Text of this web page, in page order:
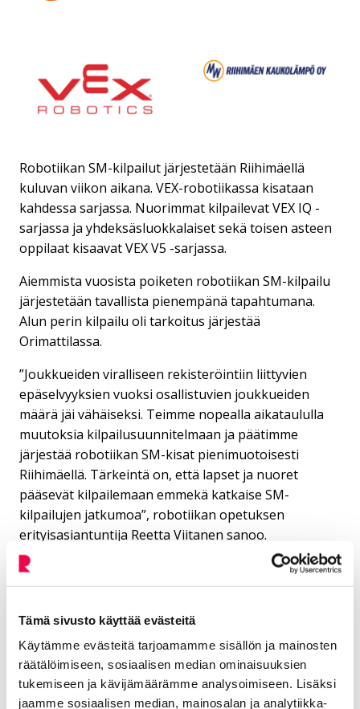
Tämä sivusto käyttää evästeitä
Käytämme evästeitä tarjoamamme sisällön ja mainosten
räätälöimiseen, sosiaalisen median ominaisuuksien
tukemiseen ja kävijämäärämme analysoimiseen. Lisäksi
jaamme sosiaalisen median, mainosalan ja analytiikka-
Robotiikan SM-kilpailut järjestetään Riihimäellä
kuluvan viikon aikana. VEX-robotiikassa kisataan
kahdessa sarjassa. Nuorimmat kilpailevat VEX IQ -
sarjassa ja yhdeksäsluokkalaiset sekä toisen asteen
oppilaat kisaavat VEX V5 -sarjassa.
Aiemmista vuosista poiketen robotiikan SM-kilpailu
järjestetään tavallista pienempänä tapahtumana.
Alun perin kilpailu oli tarkoitus järjestää
Orimattilassa.
”Joukkueiden viralliseen rekisteröintiin liittyvien
epäselvyyksien vuoksi osallistuvien joukkueiden
määrä jäi vähäiseksi. Teimme nopealla aikataululla
muutoksia kilpailusuunnitelmaan ja päätimme
järjestää robotiikan SM-kisat pienimuotoisesti
Riihimäellä. Tärkeintä on, että lapset ja nuoret
pääsevät kilpailemaan emmekä katkaise SM-
kilpailujen jatkumoa”, robotiikan opetuksen
erityisasiantuntija Reetta Viitanen sanoo.
Robotiikan SM-kilpailuihin osallistuu 20 IQ-
joukkuetta ja seitsemän V5-joukkuetta. Tiistaina 14.
ottelevat IQ-sarjan yläkoulujoukkueet ja torstaina 16.
tammikuuta IQ-sarjan alakoulujoukkueet.
Kilpailut käydään Riihimäen Pohjolanrinteen koululla,
Pohjolankatu 8. Kisapäivät alkavat tiistaina kello 12 ja